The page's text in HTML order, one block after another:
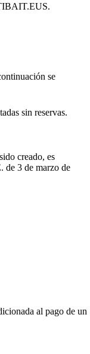
se
sin reservas.
creado, es
3 de marzo de
al pago de un